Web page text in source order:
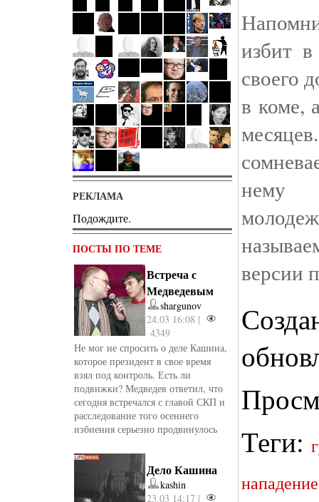
РЕКЛАМА
Подождите.
ПОСТЫ ПО ТЕМЕ
Встреча с
Медведевым
shargunov
24.03 16:08 |
4349
Не мог не спросить о деле Кашина,
которое президент в свое время
взял под контроль. Есть ли
подвижки? Медведев ответил, что
сегодня встречался с главой СКП и
расследование того осеннего
избиения серьезно продвинулось
Дело Кашина
kashin
23.03 14:17 |
избит
своего
в коме,
нему
версии
Теги:
нападение